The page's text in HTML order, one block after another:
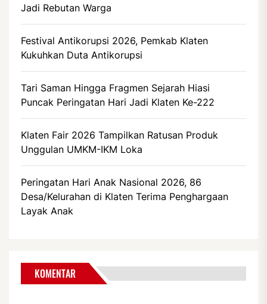
Jadi Rebutan Warga
Festival Antikorupsi 2026, Pemkab Klaten
Kukuhkan Duta Antikorupsi
Tari Saman Hingga Fragmen Sejarah Hiasi
Puncak Peringatan Hari Jadi Klaten Ke-222
Klaten Fair 2026 Tampilkan Ratusan Produk
Unggulan UMKM-IKM Loka
Peringatan Hari Anak Nasional 2026, 86
Desa/Kelurahan di Klaten Terima Penghargaan
Layak Anak
KOMENTAR